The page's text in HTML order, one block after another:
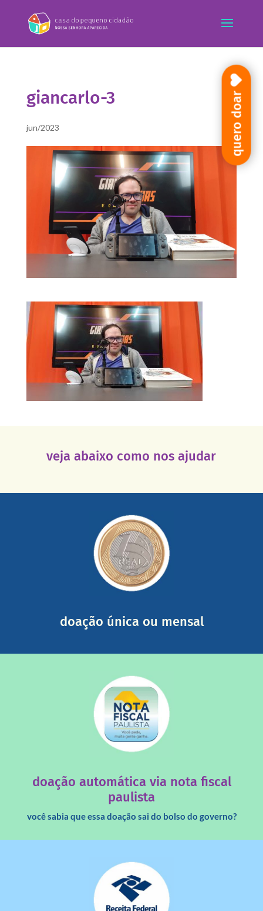
giancarlo-3
jun/2023
veja abaixo como nos ajudar
doação única ou mensal
mail mostrando tudo o que fizemos com a sua ajuda
somada a de outras pessoas.
saiba mais
doação automática via nota fiscal
paulista
você sabia que essa doação sai do bolso do governo?
saiba mais
saiba mais
quero doar